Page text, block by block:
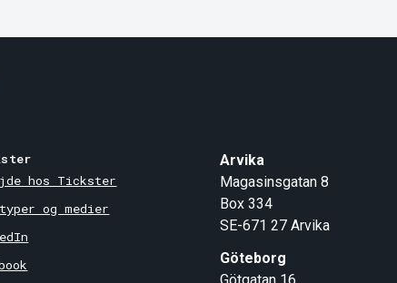
hos Tickster
og medier
Arvika
Magasinsgatan 8
Box 334
SE-671 27 Arvika
Göteborg